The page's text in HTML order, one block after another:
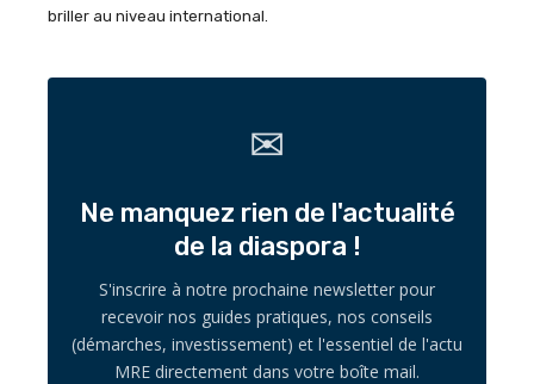
briller au niveau international.
✉
Ne manquez rien de l'actualité
de la diaspora !
S'inscrire à notre prochaine newsletter pour
recevoir nos guides pratiques, nos conseils
(démarches, investissement) et l'essentiel de l'actu
MRE directement dans votre boîte mail.